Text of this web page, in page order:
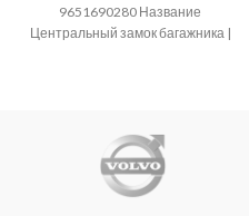
9651690280 Название
Центральный замок багажника |